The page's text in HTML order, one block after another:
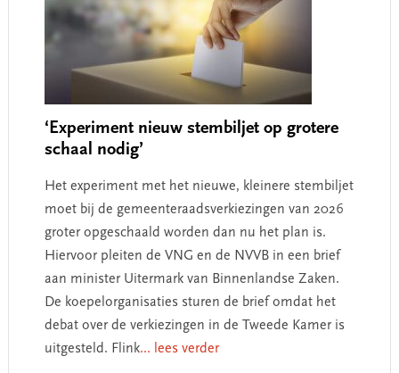
‘Experiment nieuw stembiljet op grotere
schaal nodig’
Het experiment met het nieuwe, kleinere stembiljet
moet bij de gemeenteraadsverkiezingen van 2026
groter opgeschaald worden dan nu het plan is.
Hiervoor pleiten de VNG en de NVVB in een brief
aan minister Uitermark van Binnenlandse Zaken.
De koepelorganisaties sturen de brief omdat het
debat over de verkiezingen in de Tweede Kamer is
uitgesteld. Flink... lees verder